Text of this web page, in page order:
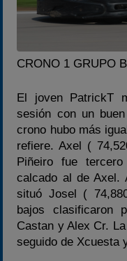
CRONO 1 GRUPO B
El joven PatrickT
sesión con un
crono hubo más
refiere. Axel (
Piñeiro fue
calcado al de Axel.
situó Josel (
bajos clasificaron
Castan y Alex Cr.
seguido de Xcuesta